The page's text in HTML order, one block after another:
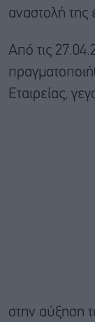
αναστολή της
Από τις
Εταιρείας,
στην αύξηση